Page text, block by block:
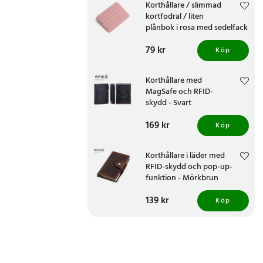
Korthållare / slimmad
kortfodral / liten
plånbok i rosa med sedelfack
Pris:79 kr
79 kr Köp
Korthållare med
MagSafe och RFID-
skydd - Svart
Pris :169 kr
169 kr Köp
Korthållare i läder med
RFID-skydd och pop-up-
funktion - Mörkbrun
Pris :139 kr
139 kr Köp